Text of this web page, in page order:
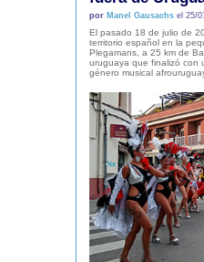
por Manel Gausachsel 25/
El pasado 18 de julio de
territorio español en la
Plegamans, a 25 km de
uruguaya que finalizó con
género musical